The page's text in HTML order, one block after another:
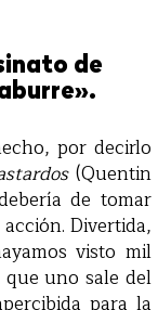
de
por decirlo
(Quentin
de tomar
Divertida,
visto mil
uno sale del